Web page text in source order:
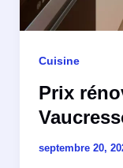
Cuisine
Prix
septembre 20,